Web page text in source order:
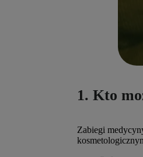
1. Kto
Zabiegi